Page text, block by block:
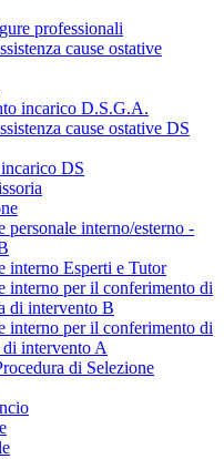
professionali
cause ostative
incarico D.S.G.A.
cause ostative DS
DS
personale interno/esterno -
interno Esperti e Tutor
interno per il conferimento di
di intervento B
interno per il conferimento di
intervento A
di Selezione